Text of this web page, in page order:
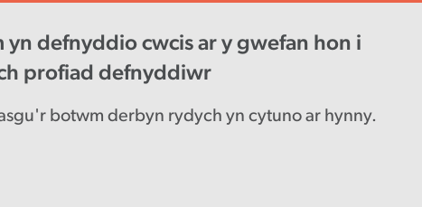
yn defnyddio cwcis ar y gwefan hon i
profiad defnyddiwr
botwm derbyn rydych yn cytuno ar hynny.
diweddaraf Gyrfaoedd